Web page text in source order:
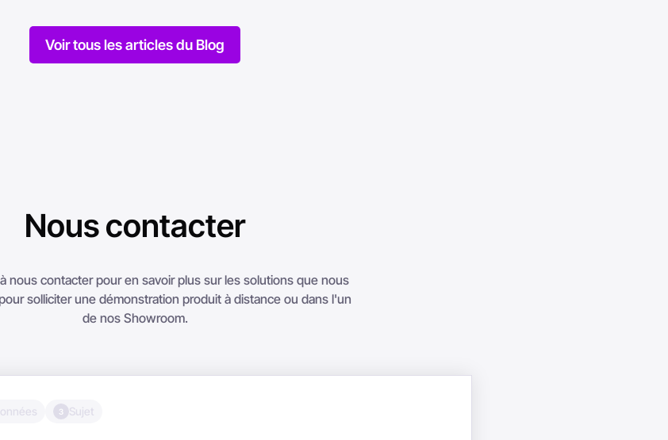
Voir tous les articles du Blog
Nous contacter
nous contacter pour en savoir plus sur les solutions que nous
solliciter une démonstration produit à distance ou dans l'un
de nos Showroom.
3 Sujet